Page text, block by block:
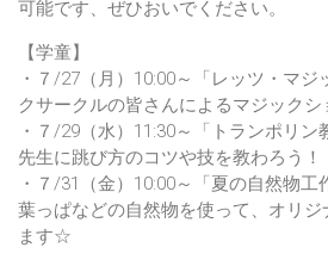
可能です、ぜひおいでください。
【学童】
・７/27（月）10:00～「レッツ・マ
クサークルの皆さんによるマジックシ
・７/29（水）11:30～「トランポリ
先生に跳び方のコツや技を教わろう！
・７/31（金）10:00～「夏の自然物
葉っぱなどの自然物を使って、オリジ
ます☆